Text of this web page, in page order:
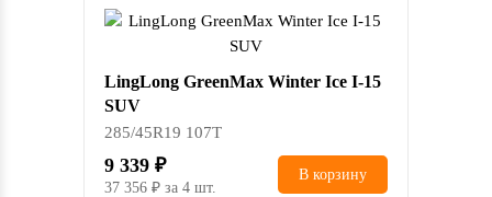
LingLong GreenMax Winter Ice I-15
SUV
285/45R19 107T
9 339
37 356 за 4 шт.
В корзину